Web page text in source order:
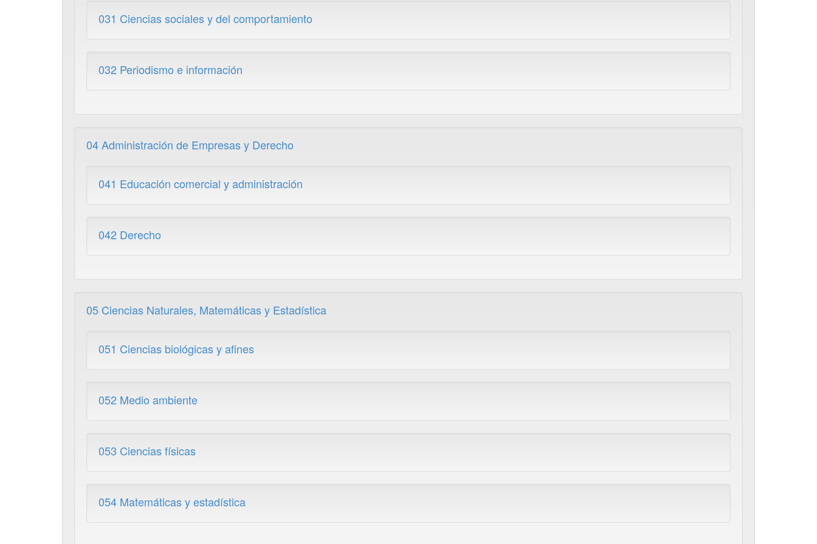
031 Ciencias sociales y del comportamiento
032 Periodismo e información
04 Administración de Empresas y Derecho
041 Educación comercial y administración
042 Derecho
05 Ciencias Naturales, Matemáticas y Estadística
051 Ciencias biológicas y afines
052 Medio ambiente
053 Ciencias físicas
054 Matemáticas y estadística